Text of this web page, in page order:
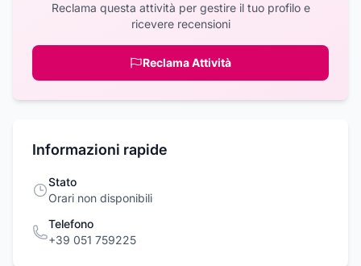
Reclama questa attività per gestire il tuo profilo e
ricevere recensioni
Reclama Attività
Informazioni rapide
Stato
Orari non disponibili
Telefono
+39 051 759225